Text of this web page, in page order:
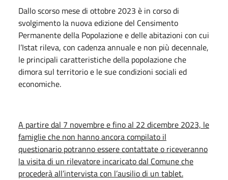
Dallo scorso mese di ottobre 2023 è in corso di
svolgimento la nuova edizione del Censimento
Permanente della Popolazione e delle abitazioni con cui
l’Istat rileva, con cadenza annuale e non più decennale,
le principali caratteristiche della popolazione che
dimora sul territorio e le sue condizioni sociali ed
economiche.
A partire dal 7 novembre e fino al 22 dicembre 2023, le
famiglie che non hanno ancora compilato il
questionario potranno essere contattate o riceveranno
la visita di un rilevatore incaricato dal Comune che
procederà all’intervista con l’ausilio di un tablet.